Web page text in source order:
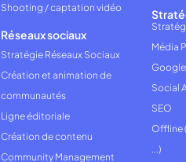
Shooting / captation vidéo
Réseaux sociaux
Stratégie Réseaux Sociaux
Création et animation de
communautés
Ligne éditoriale
Création de contenu
Community Management
Média
Social
SEO
Offline
...)